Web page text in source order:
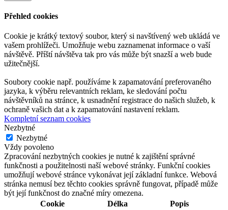
Přehled cookies
Cookie je krátký textový soubor, který si navštívený web ukládá ve
vašem prohlížeči. Umožňuje webu zaznamenat informace o vaší
návštěvě. Příští návštěva tak pro vás může být snazší a web bude
užitečnější.
Soubory cookie např. používáme k zapamatování preferovaného
jazyka, k výběru relevantních reklam, ke sledování počtu
návštěvníků na stránce, k usnadnění registrace do našich služeb, k
ochraně vašich dat a k zapamatování nastavení reklam.
Kompletní seznam cookies
Nezbytné
Nezbytné
Vždy povoleno
Zpracování nezbytných cookies je nutné k zajištění správné
funkčnosti a použitelnosti naší webové stránky. Funkční cookies
umožňují webové stránce vykonávat její základní funkce. Webová
stránka nemusí bez těchto cookies správně fungovat, případě může
být její funkčnost do značné míry omezena.
Cookie
Délka Popis